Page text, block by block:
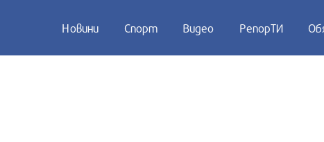
Новини Спорт Видео РепорТИ